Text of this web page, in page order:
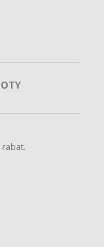
rabat.